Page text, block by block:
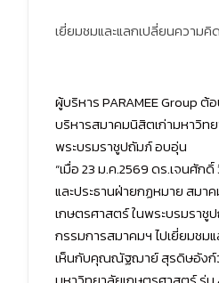
เยี่ยมชมและแลกเปลี่ยนความคิ
ผู้บริหาร PARAMEE Group
บริหารสมาคมนิสิตเก่ามหาวิท
พระบรมราชูปถัมภ์ อบอุ่น
“เมื่อ 23 ม.ค.2569 ดร.เจนศั
และประธานฝ่ายกฏหมาย สมา
เกษตรศาสตร์ ในพระบรมรา
กรรมการสมาคมฯ ไปเยี่ยมชม
เห็นกับคุณณัฐฌาย์ สุรดิษอังก์